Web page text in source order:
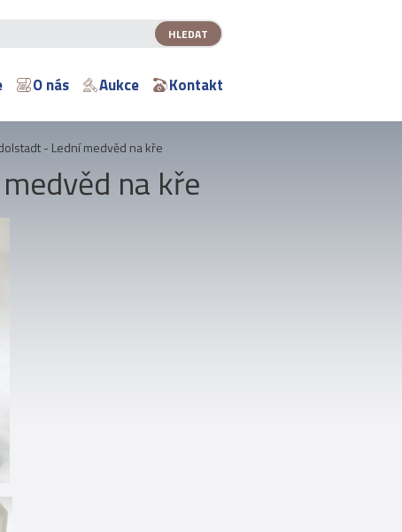
O nás Aukce Kontakt
- Lední medvěd na kře
na kře